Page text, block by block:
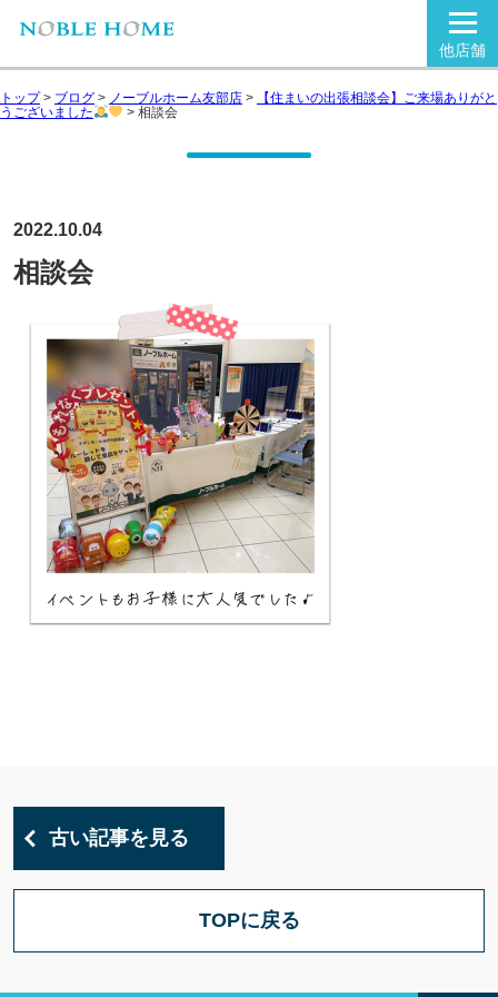
他店舗
トップ> ブログ > ノーブルホーム友部店 >
【住まいの出張相談会】ご来場ありがと
うございました
>相談会
2022.10.04
相談会
古い記事を見る
TOPに戻る